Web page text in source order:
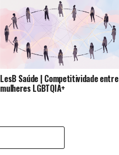
LesB Saúde | Competitividade entre
mulheres LGBTQIA+